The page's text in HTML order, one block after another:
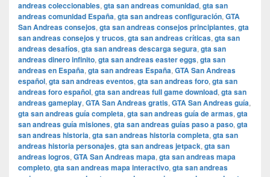
andreas coleccionables, gta san andreas comunidad, gta san
andreas comunidad España, gta san andreas configuración, GTA
San Andreas consejos, gta san andreas consejos principiantes, gta
san andreas consejos y trucos, gta san andreas críticas, gta san
andreas desafíos, gta san andreas descarga segura, gta san
andreas dinero infinito, gta san andreas easter eggs, gta san
andreas en España, gta san andreas España, GTA San Andreas
español, gta san andreas eventos, gta san andreas foro, gta san
andreas foro español, gta san andreas full game download, gta san
andreas gameplay, GTA San Andreas gratis, GTA San Andreas guía,
gta san andreas guía completa, gta san andreas guía de armas, gta
san andreas guía misiones, gta san andreas guías paso a paso, gta
san andreas historia, gta san andreas historia completa, gta san
andreas historia personajes, gta san andreas jetpack, gta san
andreas logros, GTA San Andreas mapa, gta san andreas mapa
completo, gta san andreas mapa interactivo, gta san andreas